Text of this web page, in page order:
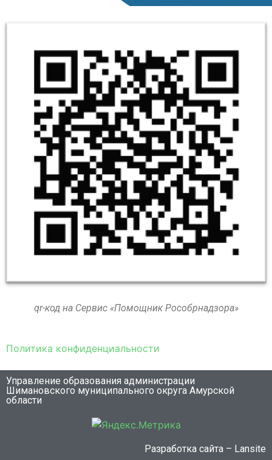
qr-код на Сервис «Помощник Рособрнадзора»
Политика конфиденциальности
Управление образования администрации
Шимановского муниципального округа Амурской
области
Разработка сайта – Lansite